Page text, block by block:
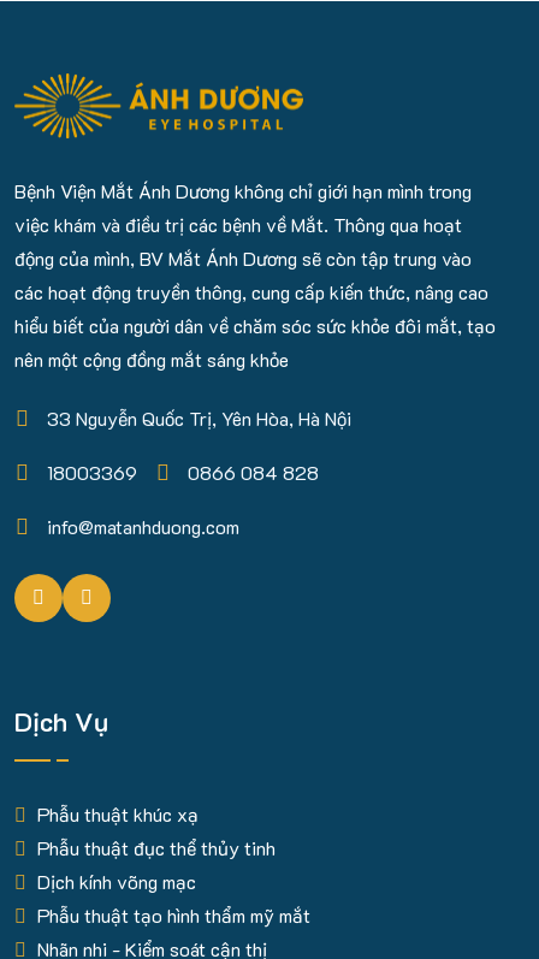
nặng nề....
Bệnh Viện Mắt Ánh Dương không chỉ giới hạn mình trong
việc khám và điều trị các bệnh về Mắt. Thông qua hoạt
động của mình, BV Mắt Ánh Dương sẽ còn tập trung vào
các hoạt động truyền thông, cung cấp kiến thức, nâng cao
hiểu biết của người dân về chăm sóc sức khỏe đôi mắt, tạo
nên một cộng đồng mắt sáng khỏe
33 Nguyễn Quốc Trị, Yên Hòa, Hà Nội
18003369 0866 084 828
info@matanhduong.com
Dịch Vụ
Phẫu thuật khúc xạ
Phẫu thuật đục thể thủy tinh
Dịch kính võng mạc
Phẫu thuật tạo hình thẩm mỹ mắt
Nhãn nhi - Kiểm soát cận thị